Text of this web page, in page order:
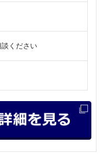
ください